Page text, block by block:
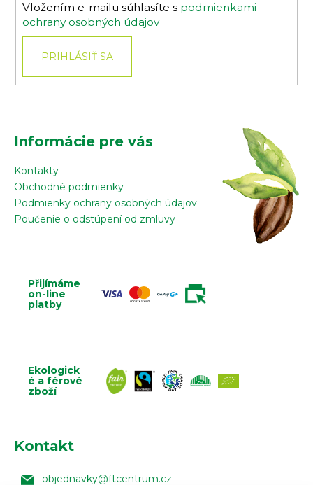
Vložením e-mailu súhlasíte s podmienkami
ochrany osobných údajov
PRIHLÁSIŤ SA
Informácie pre vás
Kontakty
Obchodné podmienky
Podmienky ochrany osobných údajov
Poučenie o odstúpení od zmluvy
Přijímáme
on-line
platby
Ekologick
é a férové
zboží
Kontakt
objednavky@ftcentrum.cz